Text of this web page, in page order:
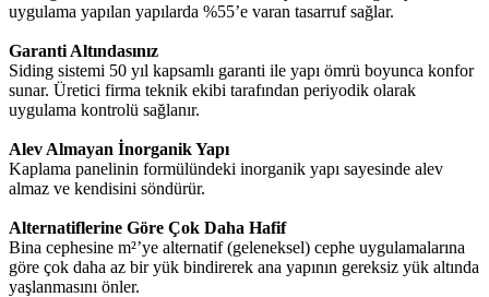
uygulama yapılan yapılarda %55’e varan tasarruf sağlar.
Garanti Altındasınız
Siding sistemi 50 yıl kapsamlı garanti ile yapı ömrü boyunca konfor
sunar. Üretici firma teknik ekibi tarafından periyodik olarak
uygulama kontrolü sağlanır.
Alev Almayan İnorganik Yapı
Kaplama panelinin formülündeki inorganik yapı sayesinde alev
almaz ve kendisini söndürür.
Alternatiflerine Göre Çok Daha Hafif
Bina cephesine m²’ye alternatif (geleneksel) cephe uygulamalarına
göre çok daha az bir yük bindirerek ana yapının gereksiz yük altında
yaşlanmasını önler.